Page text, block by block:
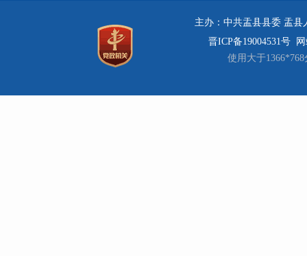
主办：中共盂县县委 盂县
晋ICP备19004531号
使用大于